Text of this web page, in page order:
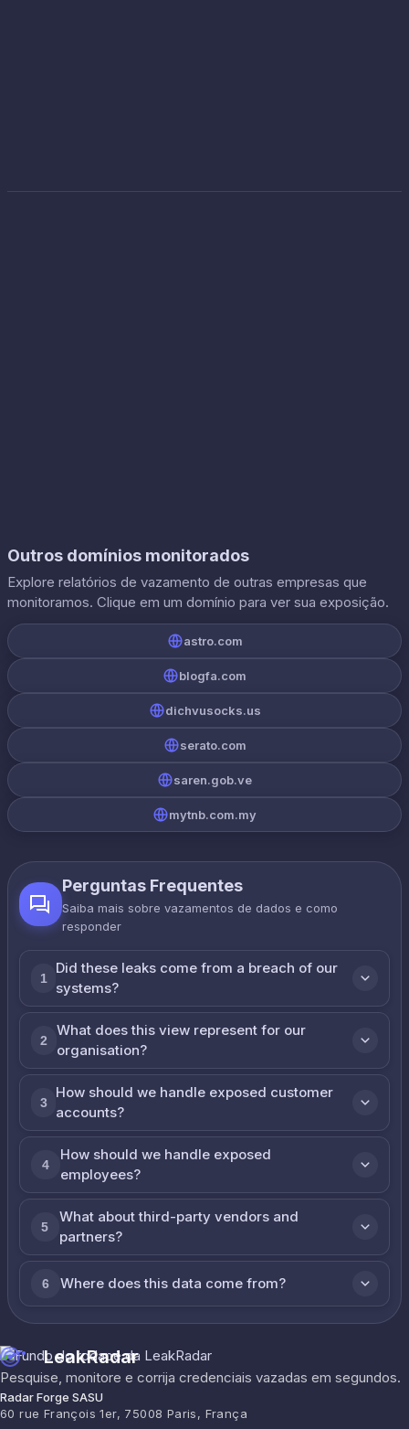
Outros domínios monitorados
Explore relatórios de vazamento de outras empresas que
monitoramos. Clique em um domínio para ver sua exposição.
astro.com
blogfa.com
dichvusocks.us
serato.com
saren.gob.ve
mytnb.com.my
Perguntas Frequentes
Saiba mais sobre vazamentos de dados e como
responder
1
Did these leaks come from a breach of our
systems?
2
What does this view represent for our
organisation?
3
How should we handle exposed customer
accounts?
4
How should we handle exposed
employees?
5
What about third-party vendors and
partners?
6 Where does this data come from?
LeakRadar
Pesquise, monitore e corrija credenciais vazadas em segundos.
Radar Forge SASU
60 rue François 1er, 75008 Paris, França